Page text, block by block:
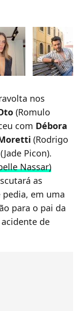
nos
(Romulo
com Débora
(Rodrigo
(Jade Picon).
Nassar)
as
em uma
para o pai da
de